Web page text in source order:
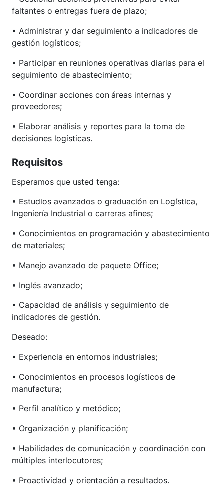
faltantes o entregas fuera de plazo;
• Administrar y dar seguimiento a indicadores de
gestión logísticos;
• Participar en reuniones operativas diarias para el
seguimiento de abastecimiento;
• Coordinar acciones con áreas internas y
proveedores;
• Elaborar análisis y reportes para la toma de
decisiones logísticas.
Requisitos
Esperamos que usted tenga:
• Estudios avanzados o graduación en Logística,
Ingeniería Industrial o carreras afines;
• Conocimientos en programación y abastecimiento
de materiales;
• Manejo avanzado de paquete Office;
• Inglés avanzado;
• Capacidad de análisis y seguimiento de
indicadores de gestión.
Deseado:
• Experiencia en entornos industriales;
• Conocimientos en procesos logísticos de
manufactura;
• Perfil analítico y metódico;
• Organización y planificación;
• Habilidades de comunicación y coordinación con
múltiples interlocutores;
• Proactividad y orientación a resultados.